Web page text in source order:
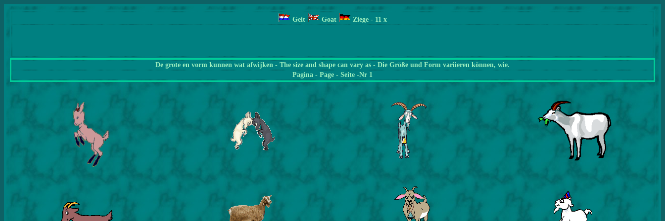
Geit Goat Ziege - 11 x
De grote en vorm kunnen wat afwijken - The size and shape can vary as - Die Größe und Form variieren können, wie.
Pagina - Page - Seite -Nr 1